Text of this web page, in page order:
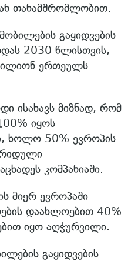
თანამშრომლობით.
გაყიდვების
2030 წლისთვის,
ერთეულს
ისახავს მიზნად, რომ
იყოს
ხოლო 50% ევროპის
კომპანიაში.
მიერ ევროპაში
დაახლოებით 40%
იყო აღჭურვილი.
გაყიდვების